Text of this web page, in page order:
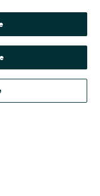
wskazanych powyżej,
aktualnym brzmieniu.